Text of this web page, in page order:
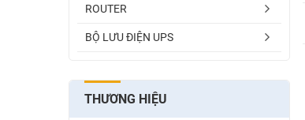
ROUTER
BỘ LƯU ĐIỆN UPS
THƯƠNG HIỆU